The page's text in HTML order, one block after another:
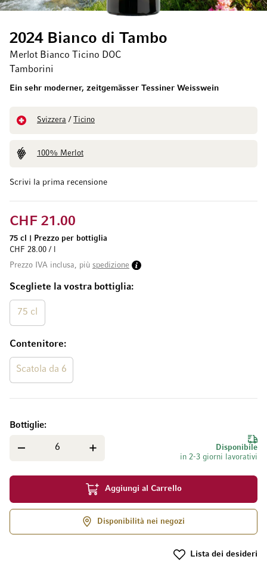
Scrivi la prima recensione
2024 Bianco di Tambo
Merlot Bianco Ticino DOC
Tamborini
Ein sehr moderner, zeitgemässer Tessiner Weisswein
Svizzera / Ticino
100% Merlot
Scegliete la vostra bottiglia
75 cl
Contenitore
Scatola da 6
CHF 21.00
75 cl
Prezzo per bottiglia
CHF 28.00 / l
Prezzo IVA inclusa, più spedizione
Disponibile
in 2-3 giorni lavorativi
Bottiglie
Aggiungi al Carrello
Disponibilità nei negozi
Lista dei desideri